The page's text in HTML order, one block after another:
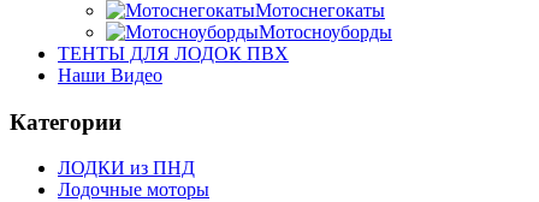
Мотоснегокаты
Мотосноуборды
ТЕНТЫ ДЛЯ ЛОДОК ПВХ
Наши Видео
Категории
ЛОДКИ из ПНД
Лодочные моторы